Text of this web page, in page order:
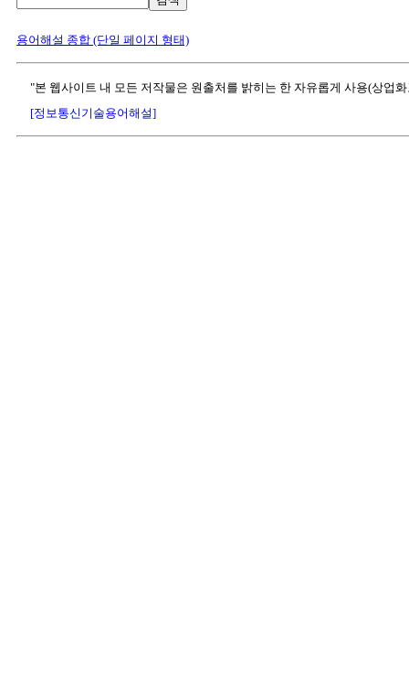
용어해설 종합 (단일 페이지 형태)
"본 웹사이트 내 모든 저작물은 원출처를 밝히는 한 자유롭게 사용(상업
[정보통신기술용어해설]